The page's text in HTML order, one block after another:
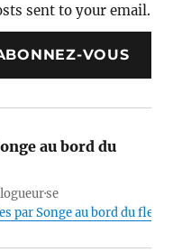
sent to your email.
VOUS
au bord du
par Songe au bord du fleuve